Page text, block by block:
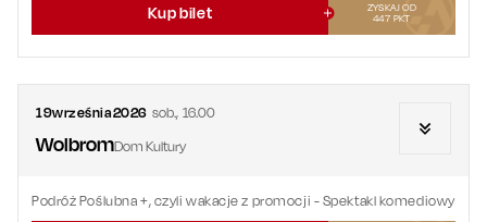
Kup bilet
ZYSKAJ OD
447 PKT
19września2026 sob., 16.00
WolbromDom Kultury
Podróż Poślubna +, czyli wakacje z promocji - Spektakl komediowy